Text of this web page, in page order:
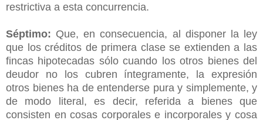
restrictiva a esta concurrencia.
Séptimo: Que, en consecuencia, al disponer la ley
que los créditos de primera clase se extienden a las
fincas hipotecadas sólo cuando los otros bienes del
deudor no los cubren íntegramente, la expresión
otros bienes ha de entenderse pura y simplemente, y
de modo literal, es decir, referida a bienes que
consisten en cosas corporales e incorporales y cosa